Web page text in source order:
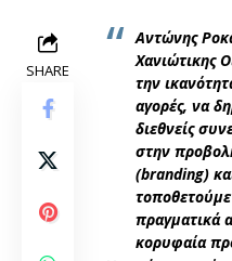
SHARE
Αντώνης
Χανιώτικης
την
αγορές, να
διεθνείς
στην
(branding)
πραγματικά
κορυφαία